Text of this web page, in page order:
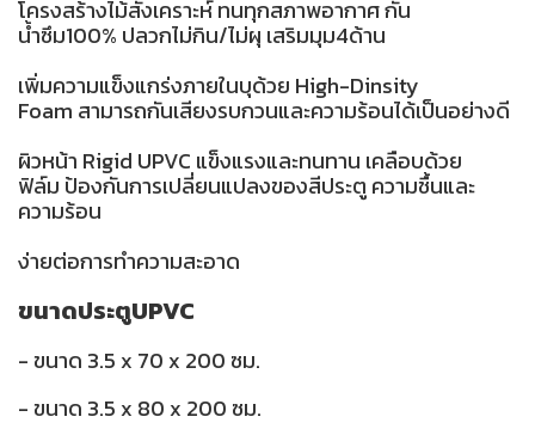
โครงสร้างไม้สังเคราะห์ ทนทุกสภาพอากาศ กัน
น้ำซึม100% ปลวกไม่กิน/ไม่ผุ เสริมมุม4ด้าน
เพิ่มความแข็งแกร่งภายในบุด้วย High-Dinsity
Foam สามารถกันเสียงรบกวนและความร้อนได้เป็นอย่างดี
ผิวหน้า Rigid UPVC แข็งแรงและทนทาน เคลือบด้วย
ฟิล์ม ป้องกันการเปลี่ยนแปลงของสีประตู ความชื้นและ
ความร้อน
ง่ายต่อการทำความสะอาด
ขนาดประตูUPVC
- ขนาด 3.5 x 70 x 200 ซม.
- ขนาด 3.5 x 80 x 200 ซม.